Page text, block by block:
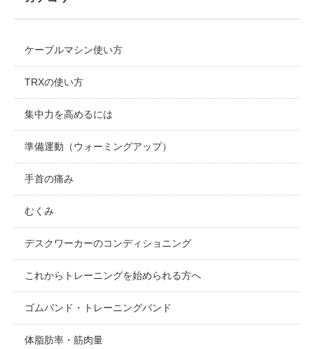
ケーブルマシン使い方
TRXの使い方
集中力を高めるには
準備運動（ウォーミングアップ）
手首の痛み
むくみ
デスクワーカーのコンディショニング
これからトレーニングを始められる方へ
ゴムバンド・トレーニングバンド
体脂肪率・筋肉量